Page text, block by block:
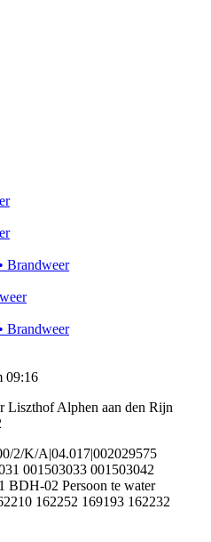
• Brandweer
• Brandweer
09:16
Liszthof Alphen aan den Rijn
2/K/A|04.017|002029575
001503033 001503042
BDH-02 Persoon te water
162252 169193 162232